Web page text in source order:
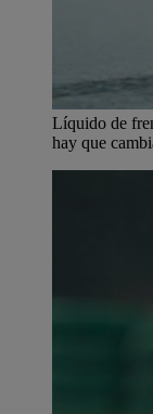
Líquido de
hay que